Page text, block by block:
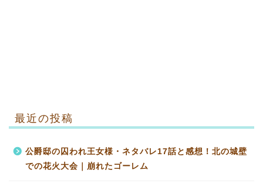
最近の投稿
公爵邸の囚われ王女様・ネタバレ17話と感想！北の城壁
での花火大会｜崩れたゴーレム